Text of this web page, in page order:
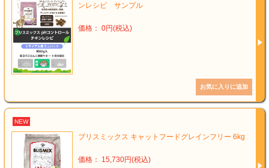
ンレシピ サンプル
価格： 0円(税込)
NEW
ブリスミックス キャットフードグレインフリー 6kg
価格： 15,730円(税込)